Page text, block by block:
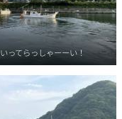
いってらっしゃーーい！